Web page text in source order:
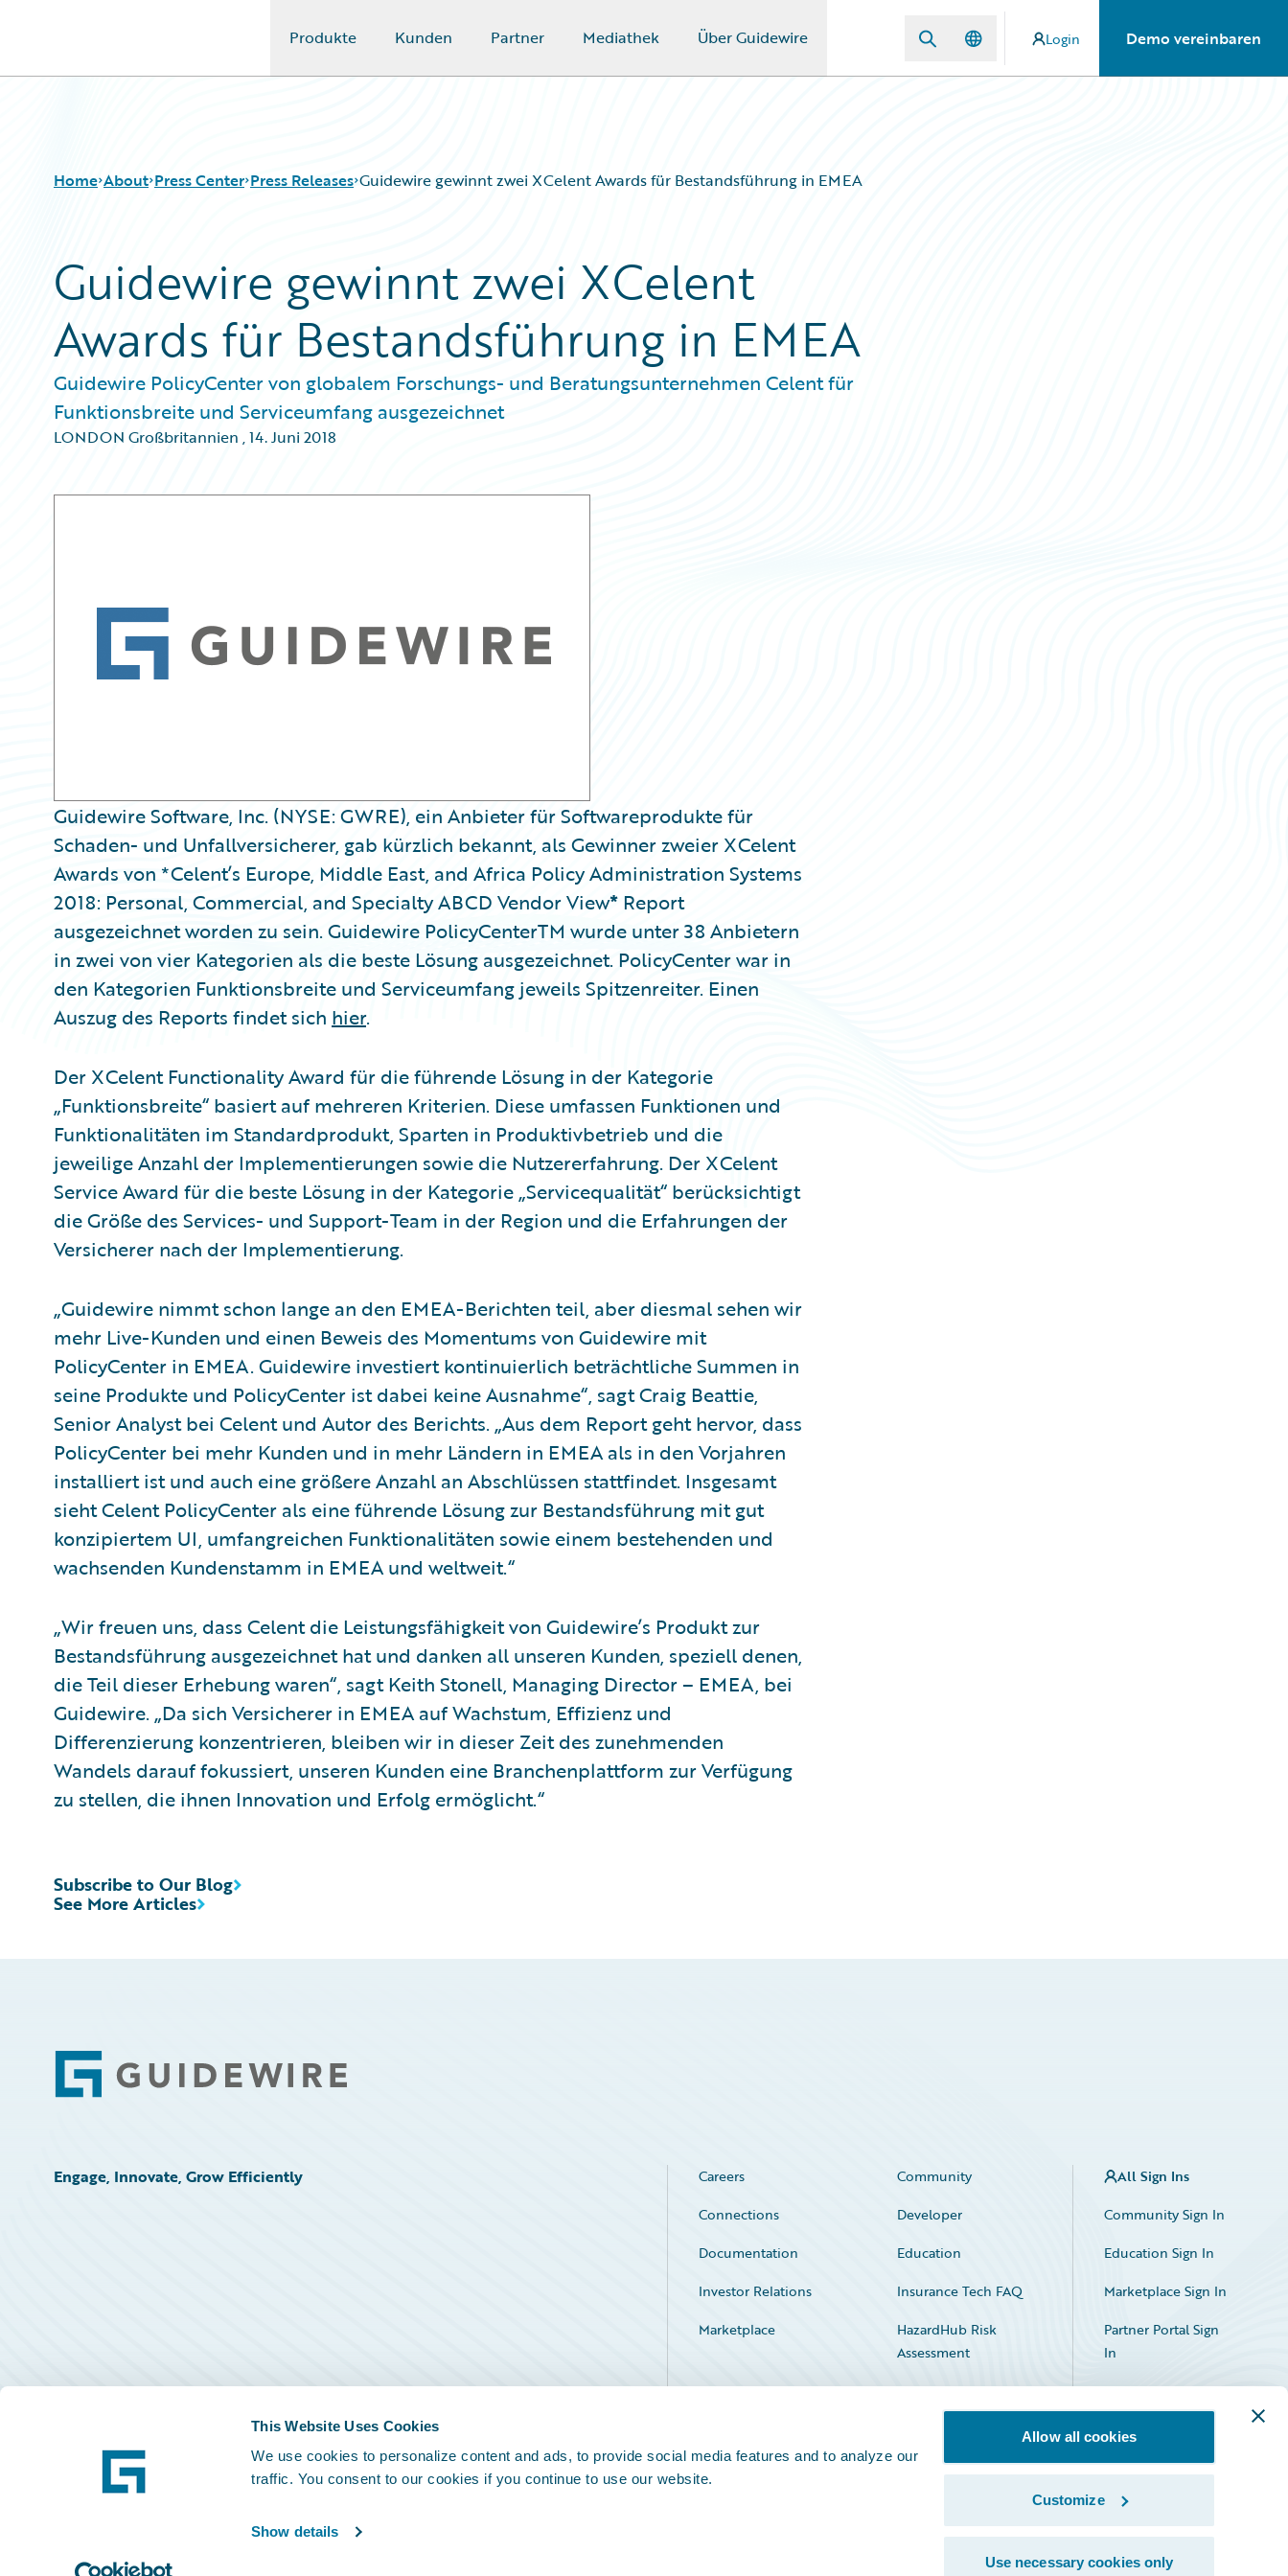
This Website Uses Cookies
We use cookies to personalize content and ads, to provide social media features and to analyze our
traffic. You consent to our cookies if you continue to use our website.
Show details
Allow all cookies
Customize
Use necessary cookies only
Produkte Kunden Partner Mediathek Über Guidewire Login Demo vereinbaren
Home About Press Center Press Releases Guidewire gewinnt zwei XCelent Awards für Bestandsführung in EMEA
Guidewire gewinnt zwei XCelent
Awards für Bestandsführung in EMEA
Guidewire PolicyCenter von globalem Forschungs- und Beratungsunternehmen Celent für
Funktionsbreite und Serviceumfang ausgezeichnet
LONDON Großbritannien ,14. Juni 2018
Guidewire Software, Inc. (NYSE: GWRE), ein Anbieter für Softwareprodukte für
Schaden- und Unfallversicherer, gab kürzlich bekannt, als Gewinner zweier XCelent
Awards von *Celent’s Europe, Middle East, and Africa Policy Administration Systems
2018: Personal, Commercial, and Specialty ABCD Vendor View* Report
ausgezeichnet worden zu sein. Guidewire PolicyCenterTM wurde unter 38 Anbietern
in zwei von vier Kategorien als die beste Lösung ausgezeichnet. PolicyCenter war in
den Kategorien Funktionsbreite und Serviceumfang jeweils Spitzenreiter. Einen
Auszug des Reports findet sich hier.
Der XCelent Functionality Award für die führende Lösung in der Kategorie
„Funktionsbreite“ basiert auf mehreren Kriterien. Diese umfassen Funktionen und
Funktionalitäten im Standardprodukt, Sparten in Produktivbetrieb und die
jeweilige Anzahl der Implementierungen sowie die Nutzererfahrung. Der XCelent
Service Award für die beste Lösung in der Kategorie „Servicequalität“ berücksichtigt
die Größe des Services- und Support-Team in der Region und die Erfahrungen der
Versicherer nach der Implementierung.
„Guidewire nimmt schon lange an den EMEA-Berichten teil, aber diesmal sehen wir
mehr Live-Kunden und einen Beweis des Momentums von Guidewire mit
PolicyCenter in EMEA. Guidewire investiert kontinuierlich beträchtliche Summen in
seine Produkte und PolicyCenter ist dabei keine Ausnahme“, sagt Craig Beattie,
Senior Analyst bei Celent und Autor des Berichts. „Aus dem Report geht hervor, dass
PolicyCenter bei mehr Kunden und in mehr Ländern in EMEA als in den Vorjahren
installiert ist und auch eine größere Anzahl an Abschlüssen stattfindet. Insgesamt
sieht Celent PolicyCenter als eine führende Lösung zur Bestandsführung mit gut
konzipiertem UI, umfangreichen Funktionalitäten sowie einem bestehenden und
wachsenden Kundenstamm in EMEA und weltweit.“
„Wir freuen uns, dass Celent die Leistungsfähigkeit von Guidewire’s Produkt zur
Bestandsführung ausgezeichnet hat und danken all unseren Kunden, speziell denen,
die Teil dieser Erhebung waren“, sagt Keith Stonell, Managing Director – EMEA, bei
Guidewire. „Da sich Versicherer in EMEA auf Wachstum, Effizienz und
Differenzierung konzentrieren, bleiben wir in dieser Zeit des zunehmenden
Wandels darauf fokussiert, unseren Kunden eine Branchenplattform zur Verfügung
zu stellen, die ihnen Innovation und Erfolg ermöglicht.“
See More Articles
Subscribe to Our Blog
Footer
Engage, Innovate, Grow Efficiently Careers
Community
Connections
Developer
Documentation
Education
Investor Relations
Insurance Tech FAQ
Marketplace
HazardHub Risk
Assessment
Service Status
All Sign Ins
Community Sign In
Education Sign In
Marketplace Sign In
Partner Portal Sign
In
Facebook
X LinkedIn